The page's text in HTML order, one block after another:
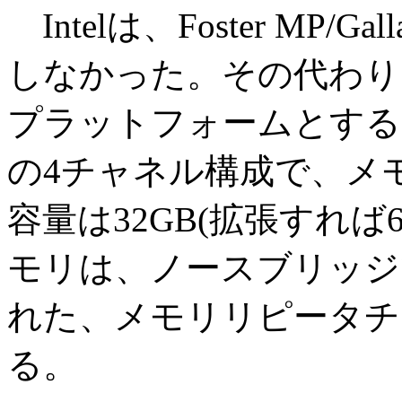
Intelは、Foster MP/
しなかった。その代わ
プラットフォームとす
の4チャネル構成で、メ
容量は32GB(拡張すれ
モリは、ノースブリッ
れた、メモリリピータ
る。